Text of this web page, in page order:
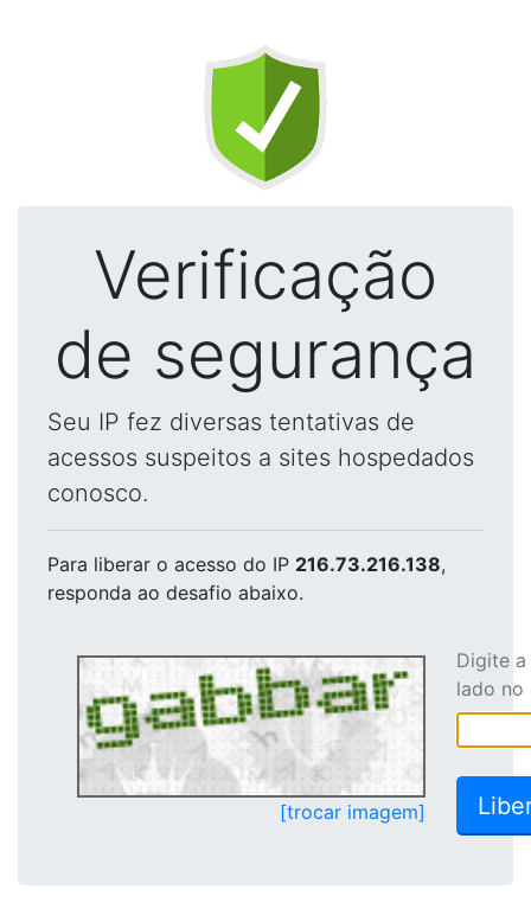
Verificação
de segurança
Seu IP fez diversas tentativas de
acessos suspeitos a sites hospedados
conosco.
Para liberar o acesso do IP 216.73.216.138,
responda ao desafio abaixo.
[trocar imagem]
Digite
lado no